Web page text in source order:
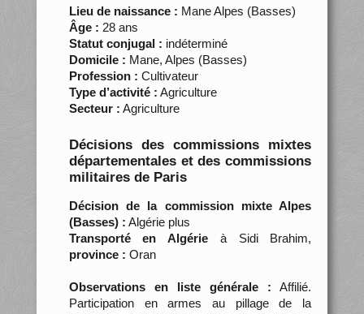
Lieu de naissance : Mane Alpes (Basses)
Âge : 28 ans
Statut conjugal : indéterminé
Domicile : Mane, Alpes (Basses)
Profession : Cultivateur
Type d’activité : Agriculture
Secteur : Agriculture
Décisions des commissions mixtes
départementales et des commissions
militaires de Paris
Décision de la commission mixte Alpes
(Basses) : Algérie plus
Transporté en Algérie à Sidi Brahim,
province : Oran
Observations en liste générale : Affilié.
Participation en armes au pillage de la